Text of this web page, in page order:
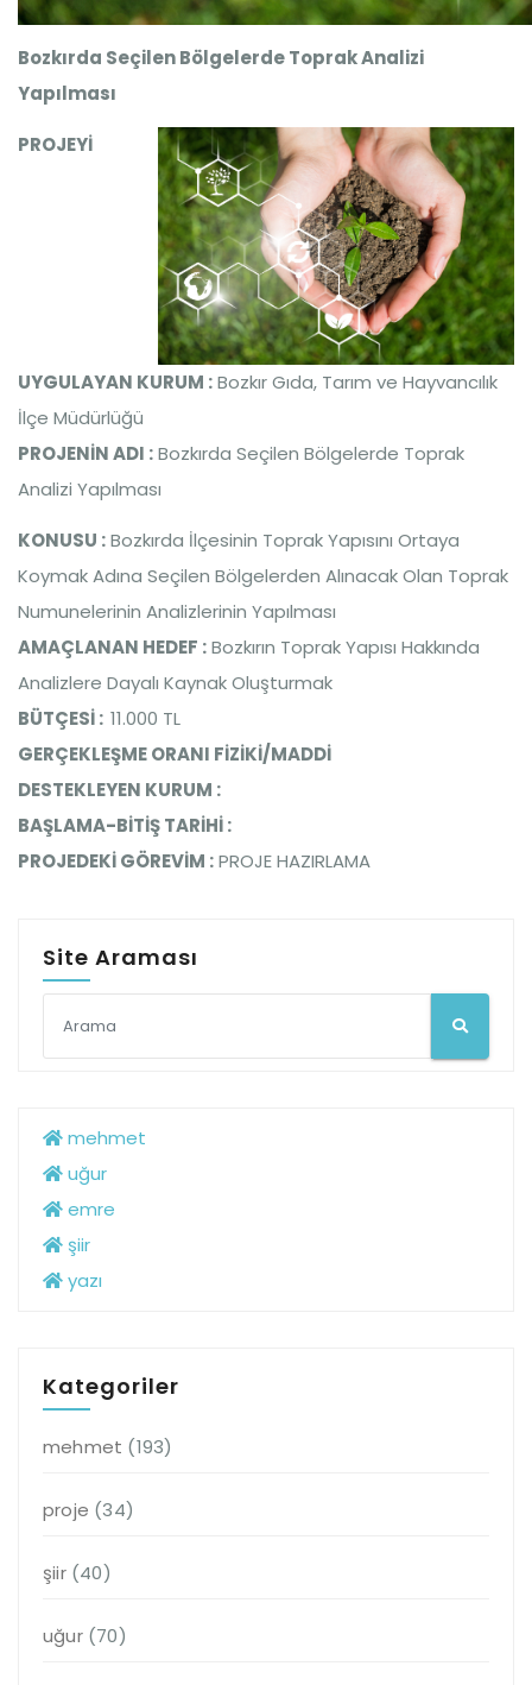
Bozkırda Seçilen Bölgelerde Toprak Analizi
Yapılması
PROJEYİ
UYGULAYAN KURUM :Bozkır Gıda, Tarım ve Hayvancılık
İlçe Müdürlüğü
PROJENİN ADI :Bozkırda Seçilen Bölgelerde Toprak
Analizi Yapılması
KONUSU :Bozkırda İlçesinin Toprak Yapısını Ortaya
Koymak Adına Seçilen Bölgelerden Alınacak Olan Toprak
Numunelerinin Analizlerinin Yapılması
AMAÇLANAN HEDEF :Bozkırın Toprak Yapısı Hakkında
Analizlere Dayalı Kaynak Oluşturmak
BÜTÇESİ : 11.000 TL
GERÇEKLEŞME ORANI FİZİKİ/MADDİ
DESTEKLEYEN KURUM :
BAŞLAMA-BİTİŞ TARİHİ :
PROJEDEKİ GÖREVİM :PROJE HAZIRLAMA
Site Araması
mehmet
uğur
emre
şiir
yazı
Kategoriler
mehmet (193)
proje (34)
şiir(40)
uğur(70)